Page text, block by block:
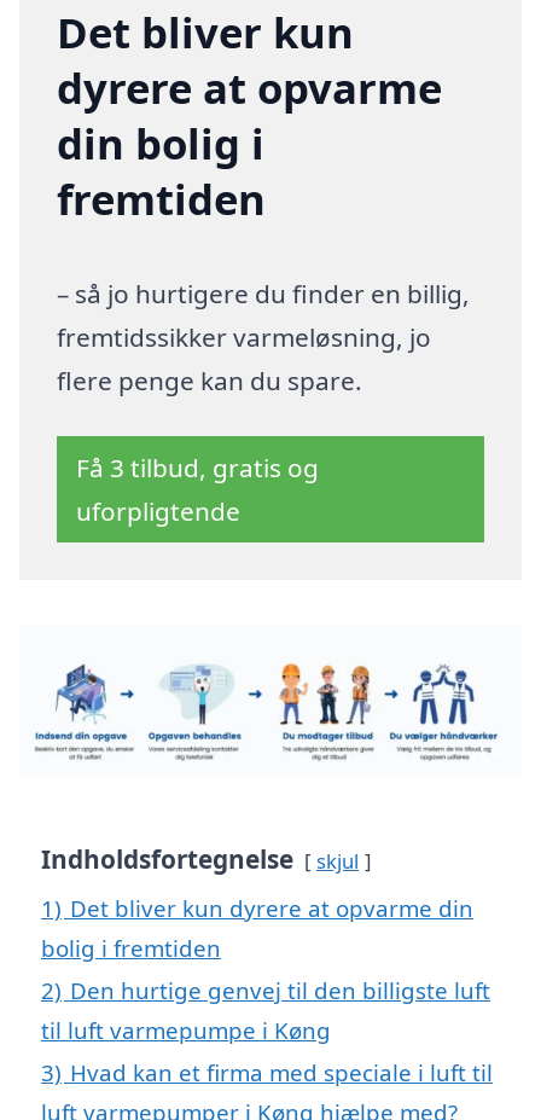
Det bliver kun
dyrere at opvarme
din bolig i
fremtiden
– så jo hurtigere du finder en billig,
fremtidssikker varmeløsning, jo
flere penge kan du spare.
Få 3 tilbud, gratis og
uforpligtende
Indholdsfortegnelse skjul
1) Det bliver kun dyrere at opvarme din
bolig i fremtiden
2) Den hurtige genvej til den billigste luft
til luft varmepumpe i Køng
3) Hvad kan et firma med speciale i luft til
luft varmepumper i Køng hjælpe med?